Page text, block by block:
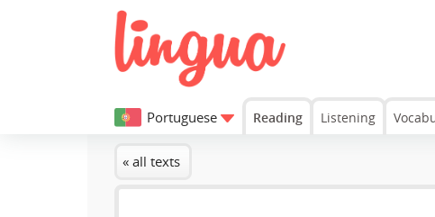
Portuguese Reading Listening
« all texts